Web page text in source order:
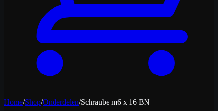
Home/Shop/Onderdelen/Schraube m6 x 16 BN